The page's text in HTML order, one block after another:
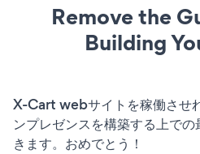
Remove the
Building
X-Cart webサイトを稼働させ
ンプレゼンスを構築する上で
きます。おめでとう！